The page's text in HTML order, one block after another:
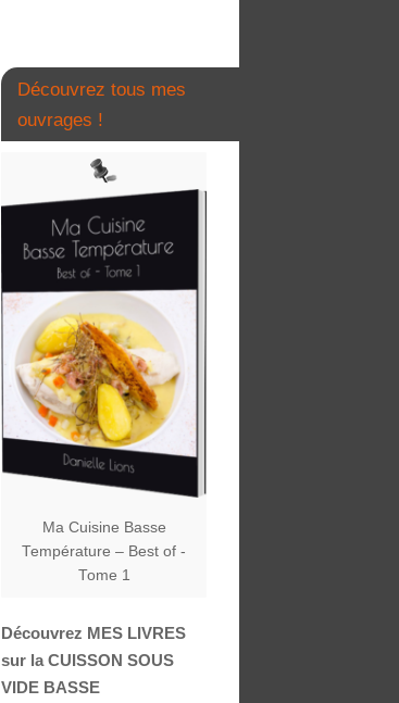
Découvrez tous mes
ouvrages !
Ma Cuisine Basse
Température – Best of -
Tome 1
Découvrez MES LIVRES
sur la CUISSON SOUS
VIDE BASSE